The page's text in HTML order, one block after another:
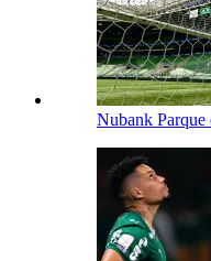
Nubank Parque